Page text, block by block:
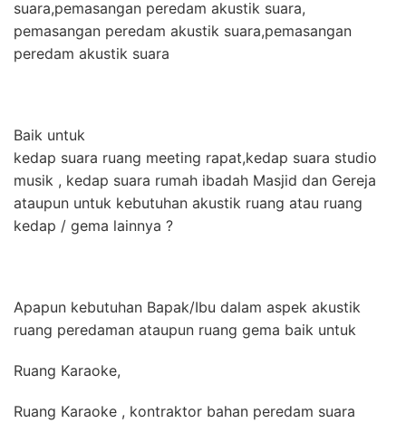
suara,pemasangan peredam akustik suara,
pemasangan peredam akustik suara,pemasangan
peredam akustik suara
Baik untuk
kedap suara ruang meeting rapat,kedap suara studio
musik , kedap suara rumah ibadah Masjid dan Gereja
ataupun untuk kebutuhan akustik ruang atau ruang
kedap / gema lainnya ?
Apapun kebutuhan Bapak/Ibu dalam aspek akustik
ruang peredaman ataupun ruang gema baik untuk
Ruang Karaoke,
Ruang Karaoke , kontraktor bahan peredam suara